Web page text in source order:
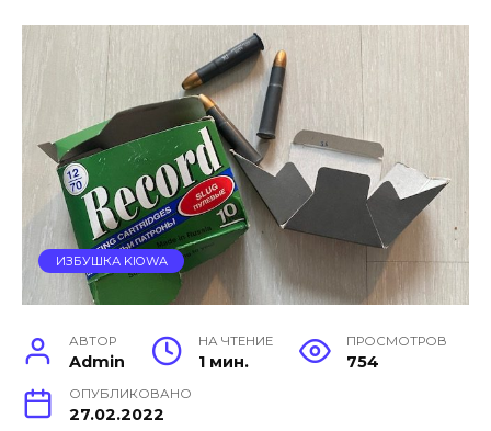
ИЗБУШКА KIOWA
АВТОР
Admin
НА ЧТЕНИЕ
1 мин.
ПРОСМОТРОВ
754
ОПУБЛИКОВАНО
27.02.2022